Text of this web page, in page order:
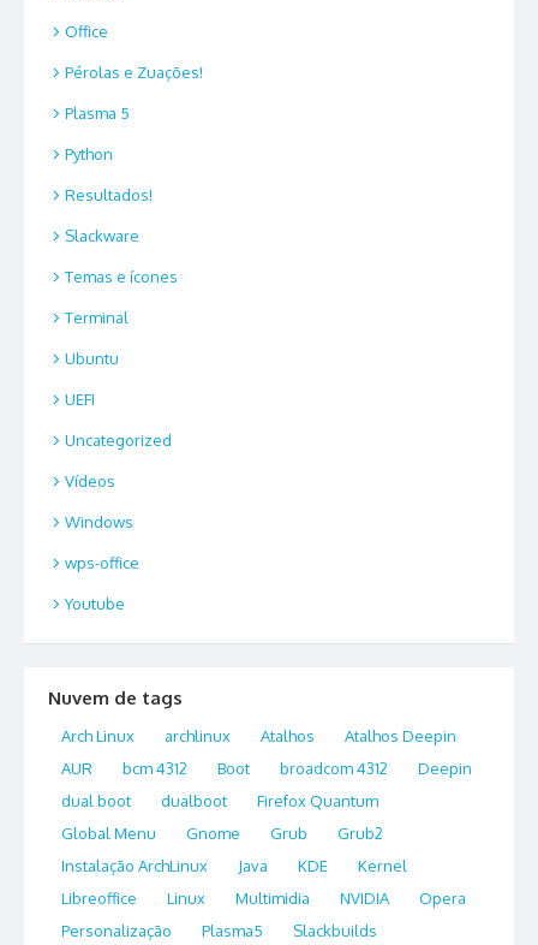
Office
Pérolas e Zuações!
Plasma 5
Python
Resultados!
Slackware
Temas e ícones
Terminal
Ubuntu
UEFI
Uncategorized
Vídeos
Windows
wps-office
Youtube
Nuvem de tags
Arch Linux archlinux Atalhos
Atalhos Deepin
AUR
bcm 4312 Boot broadcom 4312
Deepin
dual boot
dualboot
Firefox Quantum
Global Menu
Gnome Grub
Grub2
Instalação ArchLinux
Java KDE
Kernel
Libreoffice
Linux Multimidia NVIDIA
Opera
Personalização
Plasma5 Slackbuilds